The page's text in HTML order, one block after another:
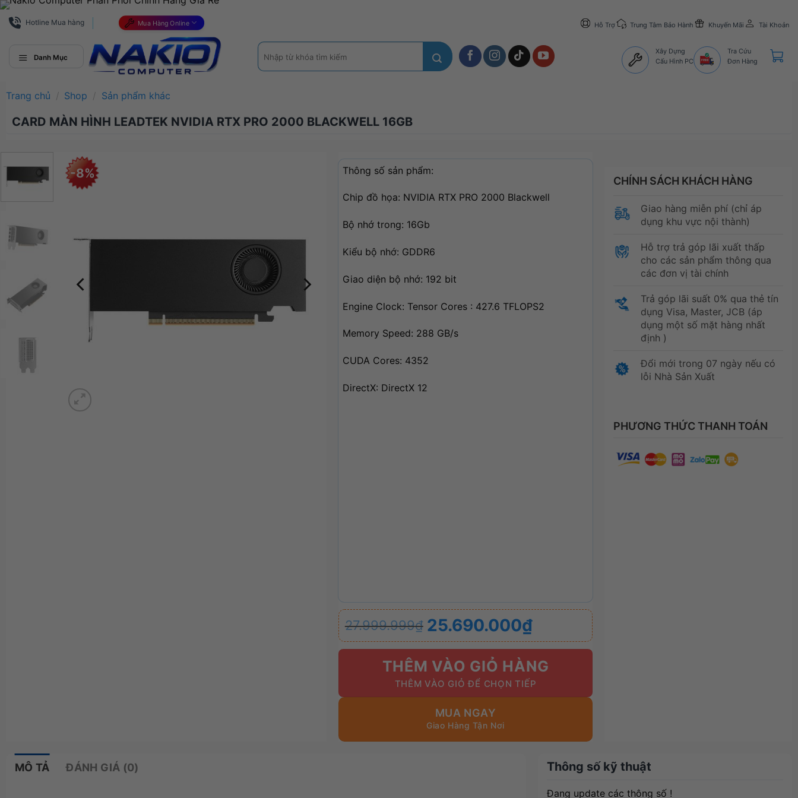
Bỏ
qua
Hotline Mua hàng Mua Hàng Online Hỗ Trợ Trung Tâm Bảo Hành Khuyến Mãi Tài Khoản
Danh Mục
Tìm
kiếm:
Xây Dựng
Cấu Hình PC
Tra Cứu
Đơn Hàng
Trang chủ / Shop / Sản phẩm khác
CARD MÀN HÌNH LEADTEK NVIDIA RTX PRO 2000 BLACKWELL 16GB
-8% Thông số sản phẩm:
Chip đồ họa: NVIDIA RTX PRO 2000 Blackwell
Bộ nhớ trong: 16Gb
Kiểu bộ nhớ: GDDR6
Giao diện bộ nhớ: 192 bit
Engine Clock: Tensor Cores : 427.6 TFLOPS2
Memory Speed: 288 GB/s
CUDA Cores: 4352
DirectX: DirectX 12
27.999.999₫
Giá
là:
27.999.999₫.
25.690.000₫
Giá
tại
25.690.000₫.
THÊM VÀO GIỎ HÀNG
MUA NGAY
CHÍNH SÁCH KHÁCH HÀNG
Giao hàng miễn phí (chỉ áp
dụng khu vực nội thành)
Hỗ trợ trả góp lãi xuất thấp
cho các sản phẩm thông qua
các đơn vị tài chính
Trả góp lãi suất 0% qua thẻ tín
dụng Visa, Master, JCB (áp
dụng một số mặt hàng nhất
định )
Đổi mới trong 07 ngày nếu có
lỗi Nhà Sản Xuất
PHƯƠNG THỨC THANH TOÁN
MÔ TẢ ĐÁNH GIÁ (0) Thông số kỹ thuật
Đang update các thông số !